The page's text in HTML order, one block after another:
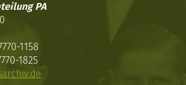
PA
1158
1825